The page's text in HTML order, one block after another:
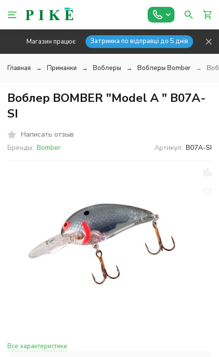
Магазин працює Затримка по відправці до 5 днів
Главная Приманки Воблеры Воблеры Bomber
Воблер BOMBER "Model A " B07A-
SI
Написать отзыв
Бренды: Bomber Артикул: B07A-SI
Все характеристики